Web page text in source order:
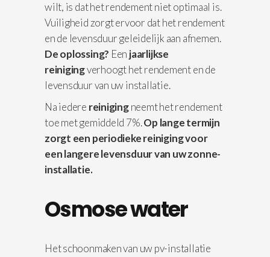
wilt, is dat het rendement niet optimaal is.
Vuiligheid zorgt ervoor dat het rendement
en de levensduur geleidelijk aan afnemen.
De oplossing? Een jaarlijkse
reinigingverhoogt het rendement en de
levensduur van uw installatie.
Na iedere reinigingneemt het rendement
toe met gemiddeld 7%.Op lange termijn
zorgt een periodieke reiniging voor
een langere levensduur van uw zonne-
installatie.
Osmose water
Het schoonmaken van uw pv-installatie